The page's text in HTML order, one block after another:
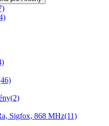
(2)
Sigfox, 868 MHz(11)